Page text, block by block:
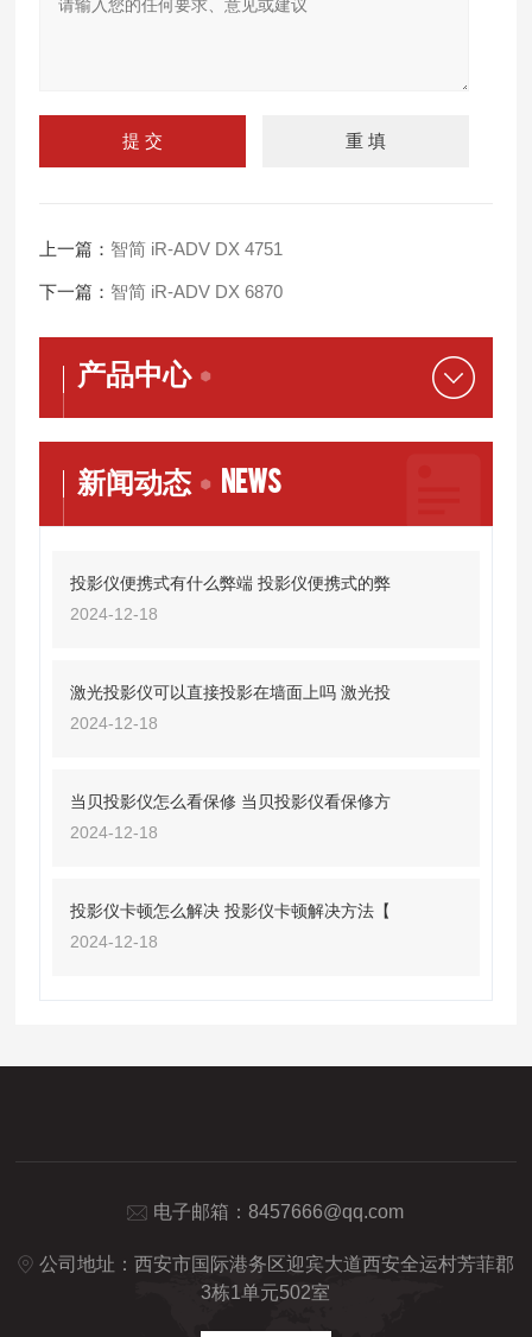
上一篇： 智简 iR-ADV DX 4751
下一篇： 智简 iR-ADV DX 6870
产品中心
新闻动态 NEWS
投影仪便携式有什么弊端 投影仪便携式的弊
2024-12-18
激光投影仪可以直接投影在墙面上吗 激光投
2024-12-18
当贝投影仪怎么看保修 当贝投影仪看保修方
2024-12-18
投影仪卡顿怎么解决 投影仪卡顿解决方法【
2024-12-18
电子邮箱：8457666@qq.com
公司地址：西安市国际港务区迎宾大道西安全运村芳菲郡
3栋1单元502室